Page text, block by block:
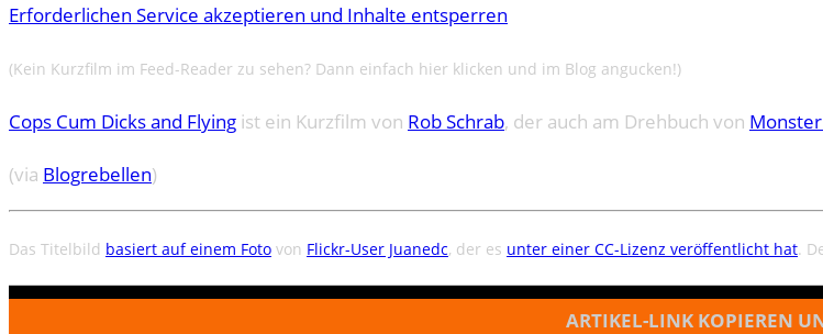
Erforderlichen Service akzeptieren und Inhalte entsperren
(Kein Kurzfilm im Feed-Reader zu sehen? Dann einfach hier klicken und im Blog angucken!)
Cops Cum Dicks and Flying ist ein Kurzfilm von Rob Schrab, der auch am Drehbuch von
(via Blogrebellen)
Das Titelbild basiert auf einem Foto von Flickr-User Juanedc, der es unter einer CC-Lizenz veröffentlicht hat.
ARTIKEL-LINK KOPIEREN